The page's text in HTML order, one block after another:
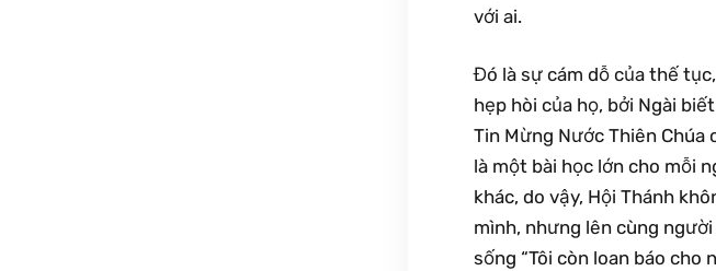
với ai.
Đó là sự cám dỗ của thế
hẹp hòi của họ, bởi Ngài
Tin Mừng Nước Thiên Chúa
là một bài học lớn cho mỗi
khác, do vậy, Hội Thánh
mình, nhưng lên cùng
sống “Tôi còn loan báo